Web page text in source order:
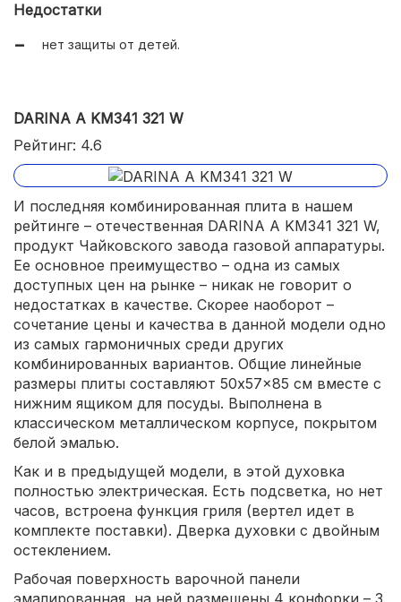
Недостатки
нет защиты от детей.
DARINA A KM341 321 W
Рейтинг: 4.6
И последняя комбинированная плита в нашем
рейтинге – отечественная DARINA A KM341 321 W,
продукт Чайковского завода газовой аппаратуры.
Ее основное преимущество – одна из самых
доступных цен на рынке – никак не говорит о
недостатках в качестве. Скорее наоборот –
сочетание цены и качества в данной модели одно
из самых гармоничных среди других
комбинированных вариантов. Общие линейные
размеры плиты составляют 50x57x85 см вместе с
нижним ящиком для посуды. Выполнена в
классическом металлическом корпусе, покрытом
белой эмалью.
Как и в предыдущей модели, в этой духовка
полностью электрическая. Есть подсветка, но нет
часов, встроена функция гриля (вертел идет в
комплекте поставки). Дверка духовки с двойным
остеклением.
Рабочая поверхность варочной панели
эмалированная, на ней размещены 4 конфорки – 3